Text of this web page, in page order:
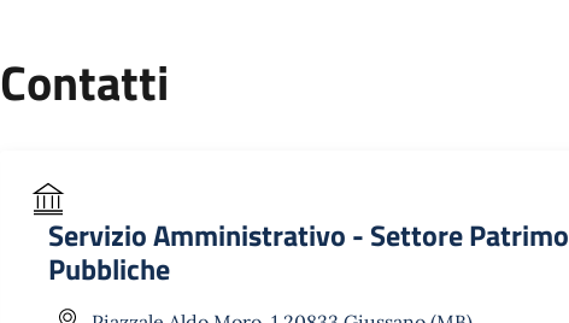
Contatti
Servizio Amministrativo - Settore
Pubbliche